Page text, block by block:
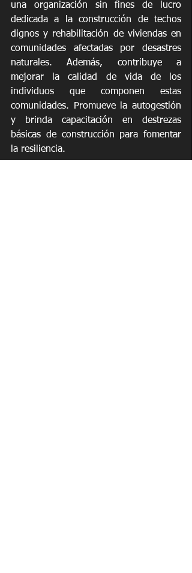
una organización sin fines de lucro
dedicada a la construcción de techos
dignos y rehabilitación de viviendas en
comunidades afectadas por desastres
naturales. Además, contribuye a
mejorar la calidad de vida de los
individuos que componen estas
comunidades. Promueve la autogestión
y brinda capacitación en destrezas
básicas de construcción para fomentar
la resiliencia.